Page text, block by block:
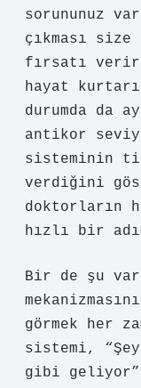
sorununuz
çıkması size
fırsatı
hayat
durumda da
antikor
sisteminin
verdiğini
doktorların
hızlı bir
Bir de şu var:
görmek her
sistemi,
gibi